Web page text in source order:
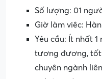
Số lượng: 01
Giờ làm viêc:
Yêu cầu: Ít nhất
tương đương,
chuyên ngành